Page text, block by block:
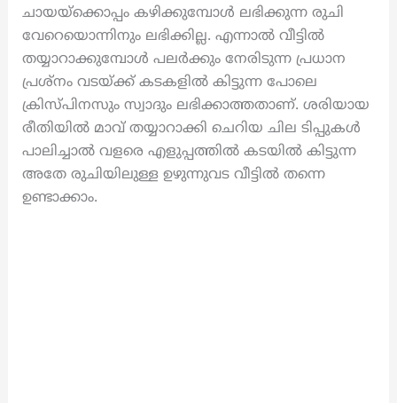
ചായയ്‌ക്കൊപ്പം കഴിക്കുമ്പോൾ ലഭിക്കുന്ന രുചി
വേറെയൊന്നിനും ലഭിക്കില്ല. എന്നാൽ വീട്ടിൽ
തയ്യാറാക്കുമ്പോൾ പലർക്കും നേരിടുന്ന പ്രധാന
പ്രശ്നം വടയ്ക്ക് കടകളിൽ കിട്ടുന്ന പോലെ
ക്രിസ്പിനസും സ്വാദും ലഭിക്കാത്തതാണ്. ശരിയായ
രീതിയിൽ മാവ് തയ്യാറാക്കി ചെറിയ ചില ടിപ്പുകൾ
പാലിച്ചാൽ വളരെ എളുപ്പത്തിൽ കടയിൽ കിട്ടുന്ന
അതേ രുചിയിലുള്ള ഉഴുന്നുവട വീട്ടിൽ തന്നെ
ഉണ്ടാക്കാം.